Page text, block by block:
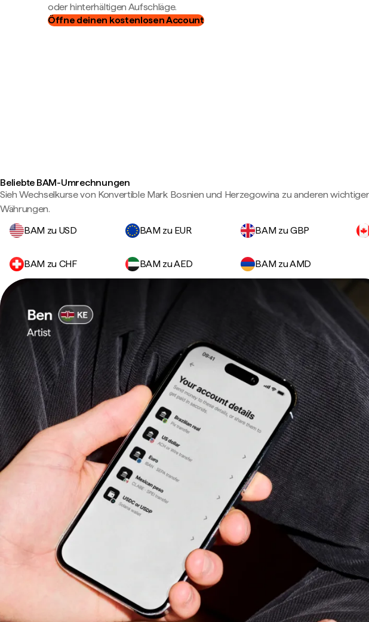
oder hinterhältigen Aufschläge.
Öffne deinen kostenlosen Account
Beliebte BAM-Umrechnungen
Sieh Wechselkurse von Konvertible Mark Bosnien und Herzegowina zu anderen
Währungen.
BAM zu USD
BAM zu EUR BAM zu GBP
BAM zu CHF BAM zu AED BAM zu AMD